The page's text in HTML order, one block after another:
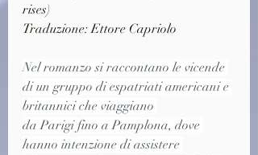
rises)
Traduzione: Ettore Capriolo
Nel romanzo si raccontano le vicende
di un gruppo di espatriati americani e
britannici che viaggiano
da Parigi fino a Pamplona, dove
hanno intenzione di assistere